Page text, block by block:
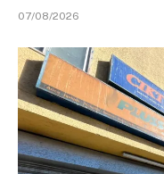
07/08/2026